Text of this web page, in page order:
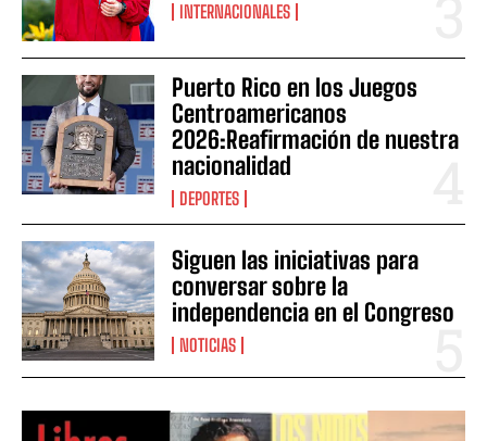
INTERNACIONALES
Puerto Rico en los Juegos
Centroamericanos
2026:Reafirmación de nuestra
nacionalidad
DEPORTES
Siguen las iniciativas para
conversar sobre la
independencia en el Congreso
NOTICIAS